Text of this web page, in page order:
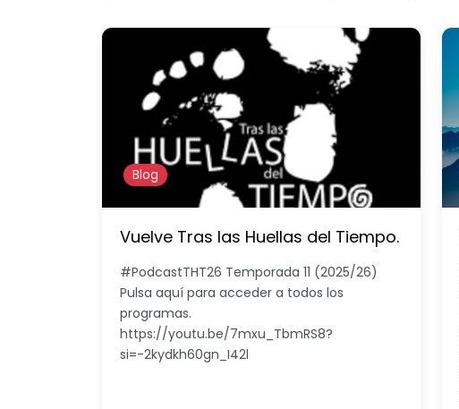
Blog
Vuelve Tras las Huellas del Tiempo.
#PodcastTHT26 Temporada 11 (2025/26)
Pulsa aquí para acceder a todos los
programas.
https://youtu.be/7mxu_TbmRS8?
si=-2kydkh60gn_I42l